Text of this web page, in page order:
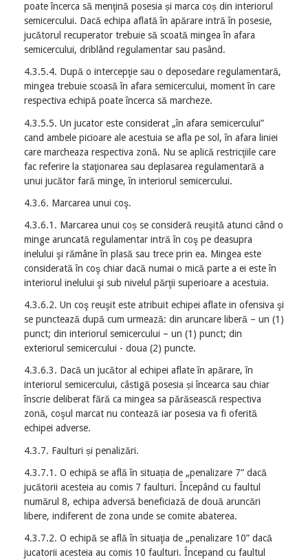
poate încerca să menţină posesia și marca coș din interiorul
semicercului. Dacă echipa aflată în apărare intră în posesie,
jucătorul recuperator trebuie să scoată mingea în afara
semicercului, driblând regulamentar sau pasând.
4.3.5.4. După o intercepţie sau o deposedare regulamentară,
mingea trebuie scoasă în afara semicercului, moment în care
respectiva echipă poate încerca să marcheze.
4.3.5.5. Un jucator este considerat „în afara semicercului”
cand ambele picioare ale acestuia se afla pe sol, în afara liniei
care marcheaza respectiva zonă. Nu se aplică restricţiile care
fac referire la staţionarea sau deplasarea regulamentară a
unui jucător fară minge, în interiorul semicercului.
4.3.6. Marcarea unui coş.
4.3.6.1. Marcarea unui coș se consideră reuşită atunci când o
minge aruncată regulamentar intră în coş pe deasupra
inelului şi rămâne în plasă sau trece prin ea. Mingea este
considerată în coş chiar dacă numai o mică parte a ei este în
interiorul inelului şi sub nivelul părţii superioare a acestuia.
4.3.6.2. Un coş reuşit este atribuit echipei aflate in ofensiva şi
se punctează după cum urmează: din aruncare liberă – un (1)
punct; din interiorul semicercului – un (1) punct; din
exteriorul semicercului - doua (2) puncte.
4.3.6.3. Dacă un jucător al echipei aflate în apărare, în
interiorul semicercului, câstigă posesia și încearca sau chiar
înscrie deliberat fără ca mingea sa părăsească respectiva
zonă, coşul marcat nu contează iar posesia va fi oferită
echipei adverse.
4.3.7. Faulturi și penalizări.
4.3.7.1. O echipă se află în situația de „penalizare 7” dacă
jucătorii acesteia au comis 7 faulturi. Începând cu faultul
numărul 8, echipa adversă beneficiază de două aruncări
libere, indiferent de zona unde se comite abaterea.
4.3.7.2. O echipă se află în situaţia de „penalizare 10” dacă
jucatorii acesteia au comis 10 faulturi. Începand cu faultul